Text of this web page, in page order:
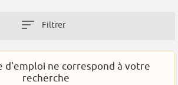
Filtrer
d'emploi ne correspond à votre
recherche